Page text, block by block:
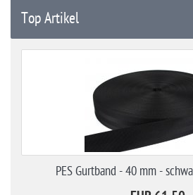
Top Artikel
PES Gurtband - 40 mm -